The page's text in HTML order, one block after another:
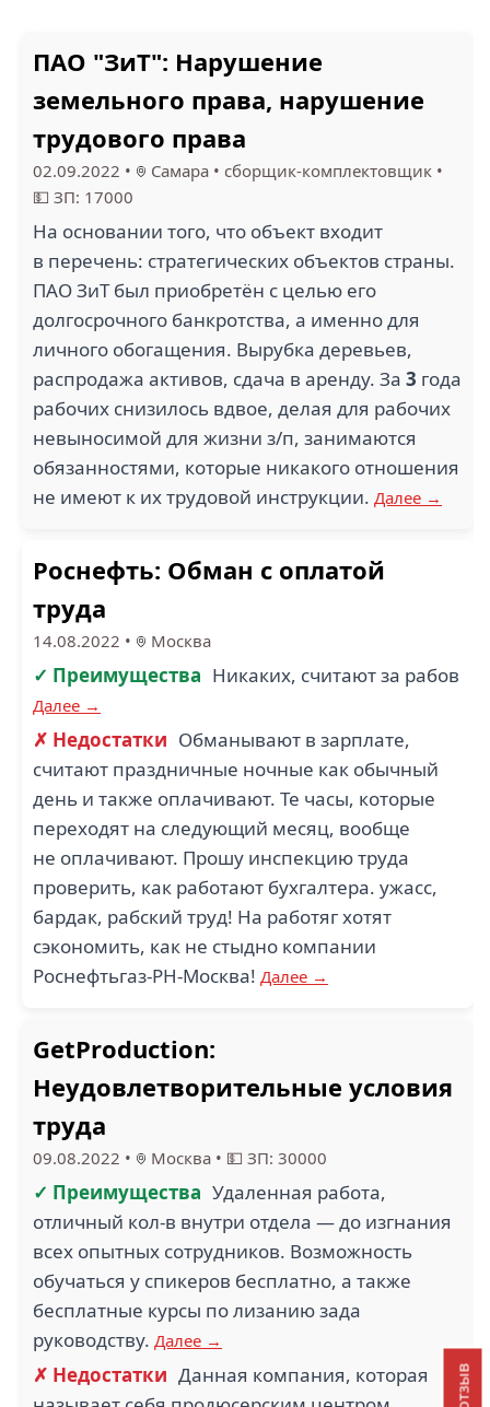
ПАО "ЗиТ": Нарушение
земельного права, нарушение
трудового права
02.09.2022 • Самара • сборщик-комплектовщик •
💵 ЗП: 17000
На основании того, что объект входит
в перечень: стратегических объектов страны.
ПАО ЗиТ был приобретён с целью его
долгосрочного банкротства, а именно для
личного обогащения. Вырубка деревьев,
распродажа активов, сдача в аренду. За 3 года
рабочих снизилось вдвое, делая для рабочих
невыносимой для жизни з/п, занимаются
обязанностями, которые никакого отношения
не имеют к их трудовой инструкции. Далее →
Роснефть: Обман с оплатой
труда
14.08.2022 • Москва
✓ Преимущества Никаких, считают за рабов
Далее →
✗ Недостатки Обманывают в зарплате,
считают праздничные ночные как обычный
день и также оплачивают. Те часы, которые
переходят на следующий месяц, вообще
не оплачивают. Прошу инспекцию труда
проверить, как работают бухгалтера. ужасс,
бардак, рабский труд! На работяг хотят
сэкономить, как не стыдно компании
Роснефтьгаз-РН-Москва! Далее →
GetProduction:
Неудовлетворительные условия
труда
09.08.2022 • Москва • 💵 ЗП: 30000
✓ Преимущества Удаленная работа,
отличный кол-в внутри отдела — до изгнания
всех опытных сотрудников. Возможность
обучаться у спикеров бесплатно, а также
бесплатные курсы по лизанию зада
руководству. Далее →
✗ Недостатки Данная компания, которая